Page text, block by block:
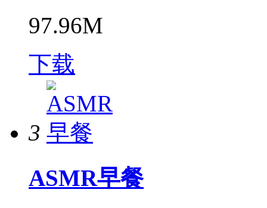
97.96M
下载
3
ASMR早餐